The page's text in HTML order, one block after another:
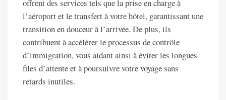
offrent des services tels que la prise en charge à
l’aéroport et le transfert à votre hôtel, garantissant une
transition en douceur à l’arrivée. De plus, ils
contribuent à accélérer le processus de contrôle
d’immigration, vous aidant ainsi à éviter les longues
files d’attente et à poursuivre votre voyage sans
retards inutiles.